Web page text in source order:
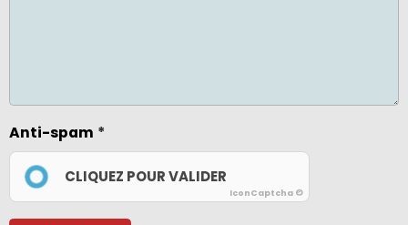
Anti-spam
CLIQUEZ POUR VALIDER
IconCaptcha ©